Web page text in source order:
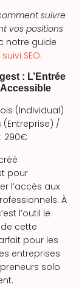
suivre
vos positions
notre guide
suivi SEO.
: L’Entrée
(Individual)
/
290€
pour
l’accès aux
À
l’outil le
cette
pour les
entreprises
solo